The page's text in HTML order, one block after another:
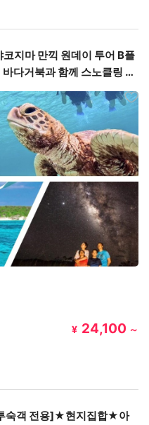
지마 만끽 원데이 투어 B플
다거북과 함께 스노클링 투
나이트투어
¥ 24,100 ～
숙객 전용]★현지집합★아